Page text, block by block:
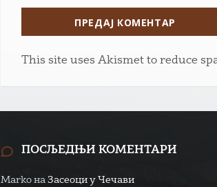
This site uses Akismet to reduce
ПОСЉЕДЊИ КОМЕНТАРИ
Marko наЗасеоци у Чечави